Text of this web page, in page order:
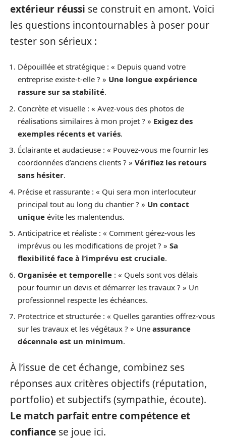
extérieur réussi se construit en amont. Voici
les questions incontournables à poser pour
tester son sérieux :
Dépouillée et stratégique : « Depuis quand votre
entreprise existe-t-elle ? » Une longue expérience
rassure sur sa stabilité.
Concrète et visuelle : « Avez-vous des photos de
réalisations similaires à mon projet ? » Exigez des
exemples récents et variés.
Éclairante et audacieuse : « Pouvez-vous me fournir les
coordonnées d’anciens clients ? » Vérifiez les retours
sans hésiter.
Précise et rassurante : « Qui sera mon interlocuteur
principal tout au long du chantier ? » Un contact
unique évite les malentendus.
Anticipatrice et réaliste : « Comment gérez-vous les
imprévus ou les modifications de projet ? » Sa
flexibilité face à l’imprévu est cruciale.
Organisée et temporelle : « Quels sont vos délais
pour fournir un devis et démarrer les travaux ? » Un
professionnel respecte les échéances.
Protectrice et structurée : « Quelles garanties offrez-vous
sur les travaux et les végétaux ? » Une assurance
décennale est un minimum.
À l’issue de cet échange, combinez ses
réponses aux critères objectifs (réputation,
portfolio) et subjectifs (sympathie, écoute).
Le match parfait entre compétence et
confiance se joue ici.